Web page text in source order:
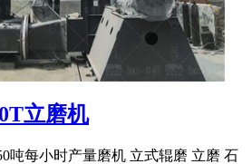
立磨机
吨每小时产量磨机 立式辊磨 立磨 石